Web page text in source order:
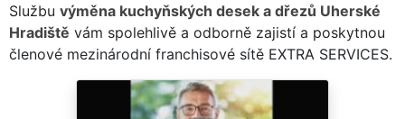
Službu výměna kuchyňských desek a dřezů Uherské
Hradiště vám spolehlivě a odborně zajistí a poskytnou
členové mezinárodní franchisové sítě EXTRA SERVICES.